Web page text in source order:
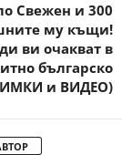
Свежен и 300
му къщи!
ви очакват в
българско
и ВИДЕО)